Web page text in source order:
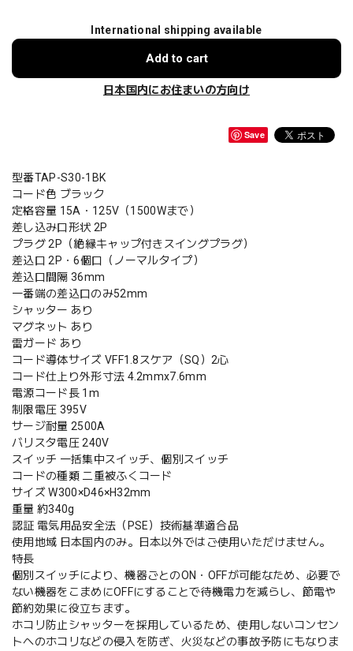
International shipping available
Add to cart
日本国内にお住まいの方向け
Save
型番TAP-S30-1BK
コード色 ブラック
定格容量 15A・125V（1500Wまで）
差し込み口形状 2P
プラグ 2P（絶縁キャップ付きスイングプラグ）
差込口 2P・6個口（ノーマルタイプ）
差込口間隔 36mm
一番端の差込口のみ52mm
シャッター あり
マグネット あり
雷ガード あり
コード導体サイズ VFF1.8スケア（SQ）2心
コード仕上り外形寸法 4.2mmx7.6mm
電源コード長 1m
制限電圧 395V
サージ耐量 2500A
バリスタ電圧 240V
スイッチ 一括集中スイッチ、個別スイッチ
コードの種類 二重被ふくコード
サイズ W300×D46×H32mm
重量 約340g
認証 電気用品安全法（PSE）技術基準適合品
使用地域 日本国内のみ。日本以外ではご使用いただけません。
特長
個別スイッチにより、機器ごとのON・OFFが可能なため、必要で
ない機器をこまめにOFFにすることで待機電力を減らし、節電や
節約効果に役立ちます。
ホコリ防止シャッターを採用しているため、使用しないコンセン
トへのホコリなどの侵入を防ぎ、火災などの事故予防にもなりま